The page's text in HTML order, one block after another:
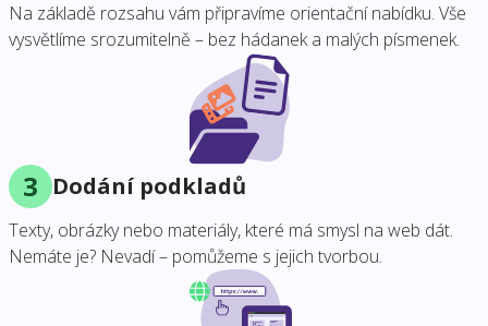
Na základě rozsahu vám připravíme orientační nabídku. Vše
vysvětlíme srozumitelně – bez hádanek a malých písmenek.
3 Dodání podkladů
Texty, obrázky nebo materiály, které má smysl na web dát.
Nemáte je? Nevadí – pomůžeme s jejich tvorbou.